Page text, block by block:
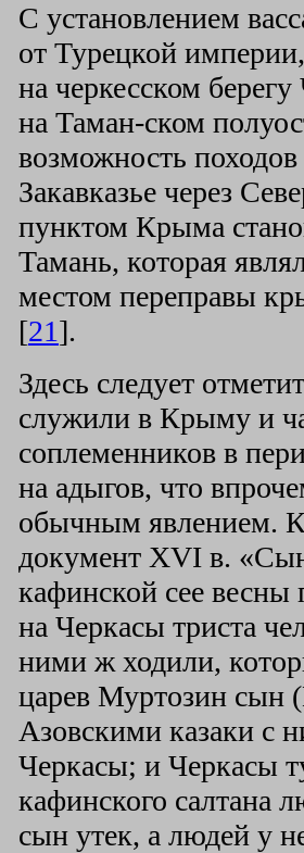
С установлением
от Турецкой
на черкесском
на Таман-ском
возможность
Закавказье через
пунктом Крыма
Тамань, которая
местом переправы
[21].
Здесь следует
служили в Крыму и
соплеменников в
на адыгов, что
обычным явлением.
документ XVI в.
кафинской сее
на Черкасы триста
ними ж ходили,
царев Муртозин
Азовскими казаки с
Черкасы; и Черкасы
кафинского салтана
сын утек, а людей у